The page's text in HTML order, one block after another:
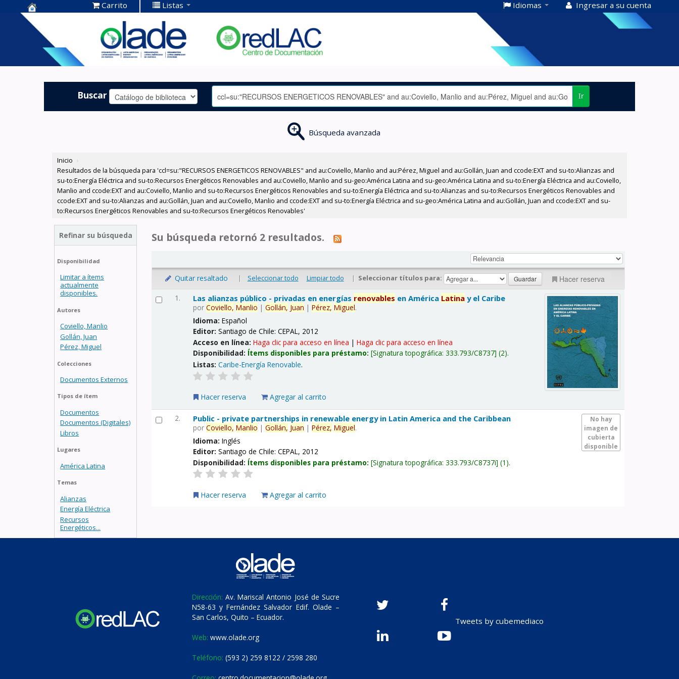
Centro de
Documentación
OLADE -
Carrito Listas Idiomas Ingresar a su cuenta
Buscar Ir
Búsqueda avanzada
Inicio ›
Resultados de la búsqueda para 'ccl=su:"RECURSOS ENERGETICOS RENOVABLES" and au:Coviello, Manlio and au:Pérez, Miguel and au:Gollán, Juan and ccode:EXT and su-to:Alianzas and
su-to:Energía Eléctrica and su-to:Recursos Energéticos Renovables and au:Coviello, Manlio and su-geo:América Latina and su-geo:América Latina and su-to:Energía Eléctrica and au:Coviello,
Manlio and ccode:EXT and au:Coviello, Manlio and su-to:Recursos Energéticos Renovables and su-to:Energía Eléctrica and su-to:Alianzas and su-to:Recursos Energéticos Renovables and
ccode:EXT and su-to:Alianzas and au:Gollán, Juan and au:Coviello, Manlio and ccode:EXT and su-to:Energía Eléctrica and su-geo:América Latina and au:Gollán, Juan and ccode:EXT and su-
to:Recursos Energéticos Renovables and su-to:Recursos Energéticos Renovables'
Refinar su búsqueda
Disponibilidad
Limitar a ítems
actualmente
disponibles.
Autores
Coviello, Manlio
Gollán, Juan
Pérez, Miguel
Colecciones
Documentos Externos
Tipos de ítem
Documentos
Documentos (Digitales)
Libros
Lugares
América Latina
Temas
Alianzas
Energía Eléctrica
Recursos
Energéticos...
Su búsqueda retornó 2 resultados.
Quitar resaltado | Seleccionar todo Limpiar todo | Seleccionar títulos para: Hacer reserva
1. Las alianzas público - privadas en energías renovables en América Latina y el Caribe
porCoviello, Manlio |Gollán, Juan |Pérez, Miguel.
Idioma:Español
Editor:Santiago de Chile: CEPAL, 2012
Acceso en línea:Haga clic para acceso en línea |Haga clic para acceso en línea
Disponibilidad: Ítems disponibles para préstamo: Signatura topográfica:333.793/C8737 (2).
Listas: Caribe-Energía Renovable.
Hacer reserva Agregar al carrito
2.
No hay
imagen de
cubierta
disponible
Public - private partnerships in renewable energy in Latin America and the Caribbean
porCoviello, Manlio |Gollán, Juan |Pérez, Miguel.
Idioma:Inglés
Editor:Santiago de Chile: CEPAL, 2012
Disponibilidad: Ítems disponibles para préstamo: Signatura topográfica:333.793/C8737i (1).
Hacer reserva Agregar al carrito
Dirección: Av. Mariscal Antonio José de Sucre
N58-63 y Fernández Salvador Edif. Olade –
San Carlos, Quito – Ecuador.
Web: www.olade.org
Teléfono: (593 2) 259 8122 / 2598 280
Tweets by cubemediaco